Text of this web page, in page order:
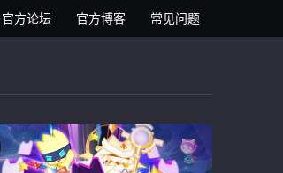
逍遥安卓模拟器 常见问题
官方博客
官方论坛